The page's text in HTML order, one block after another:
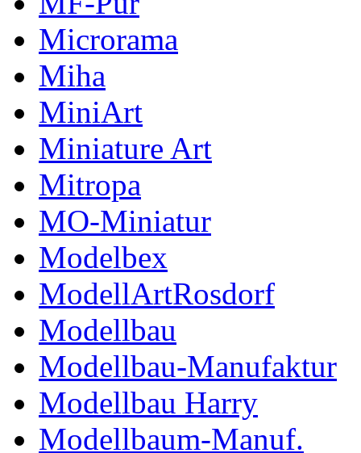
Microrama
Miha
MiniArt
Miniature Art
Mitropa
MO-Miniatur
Modelbex
ModellArtRosdorf
Modellbau
Modellbau-Manufaktur
Modellbau Harry
Modellbaum-Manuf.